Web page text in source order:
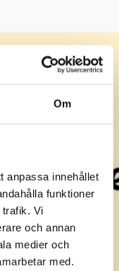
Om
anpassa innehållet
funktioner
Vi
och annan
medier och
med.